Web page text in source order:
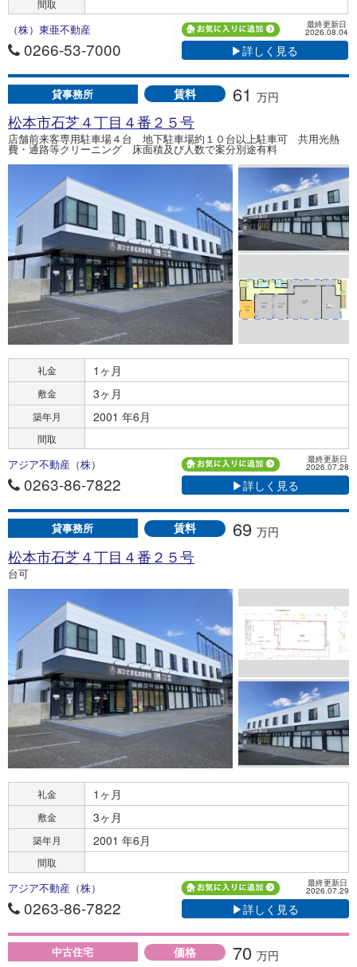
間取
（株）東亜不動産
0266-53-7000
最終更新日
2026.08.04
▶詳しく見る
貸事務所 賃料 61 万円
松本市石芝４丁目４番２５号
店舗前来客専用駐車場４台 地下駐車場約１０台以上駐車可 共用光熱
費・通路等クリーニング 床面積及び人数で案分別途有料
礼金 1ヶ月
敷金 3ヶ月
築年月 2001 年6月
間取
アジア不動産（株）
0263-86-7822
最終更新日
2026.07.28
▶詳しく見る
貸事務所 賃料 69 万円
松本市石芝４丁目４番２５号
台可
礼金 1ヶ月
敷金 3ヶ月
築年月 2001 年6月
間取
アジア不動産（株）
0263-86-7822
最終更新日
2026.07.29
▶詳しく見る
中古住宅 価格 70 万円